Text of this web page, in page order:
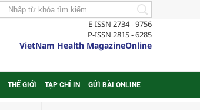
E-ISSN 2734 - 9756
P-ISSN 2815 - 6285
VietNam Health MagazineOnline
THẾ GIỚI TẠP CHÍ IN GỬI BÀI ONLINE